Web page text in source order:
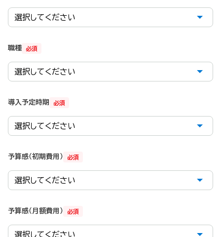
必須
職種
必須
導入予定時期
必須
予算感（初期費用）
必須
予算感（月額費用）